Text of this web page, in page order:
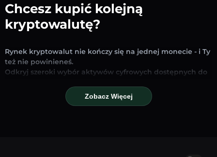
Chcesz kupić kolejną
kryptowalutę?
Rynek kryptowalut nie kończy się na jednej monecie - i Ty
też nie powinieneś.
Odkryj szeroki wybór aktywów cyfrowych dostępnych do
tego, czy szukasz uznanych stablecoinów, obiecujących
altcoinów czy nowych trendujących tokenów – znajdziesz
Zobacz Więcej